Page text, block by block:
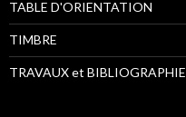
TABLE D'ORIENTATION
TIMBRE
TRAVAUX et BIBLIOGRAPHIE